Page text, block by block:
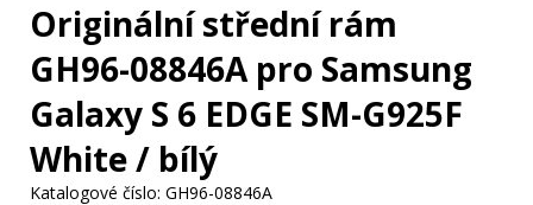
Originální střední rám
GH96-08846A pro Samsung
Galaxy S 6 EDGE SM-G925F
White / bílý
Katalogové číslo: GH96-08846A